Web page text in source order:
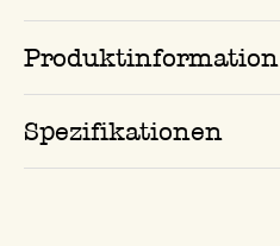
Produktinformation
Spezifikationen